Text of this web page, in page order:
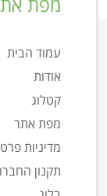
מפת
עמוד הבית
אודות
קטלוג
מפת אתר
מדיניות
תקנון